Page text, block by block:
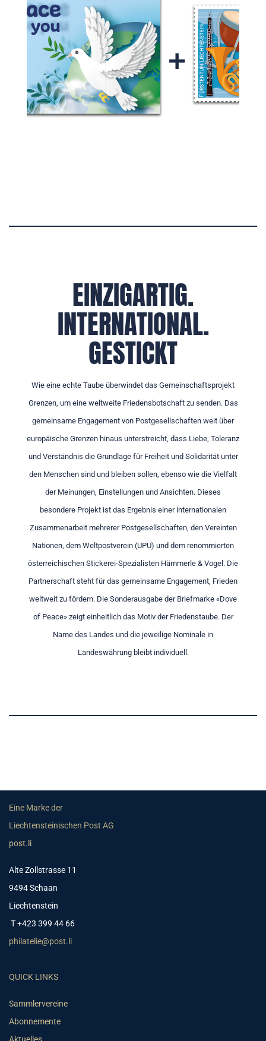
EINZIGARTIG.
INTERNATIONAL.
GESTICKT
Wie eine echte Taube überwindet das Gemeinschaftsprojekt
Grenzen, um eine weltweite Friedensbotschaft zu senden. Das
gemeinsame Engagement von Postgesellschaften weit über
europäische Grenzen hinaus unterstreicht, dass Liebe, Toleranz
und Verständnis die Grundlage für Freiheit und Solidarität unter
den Menschen sind und bleiben sollen, ebenso wie die Vielfalt
der Meinungen, Einstellungen und Ansichten. Dieses
besondere Projekt ist das Ergebnis einer internationalen
Zusammenarbeit mehrerer Postgesellschaften, den Vereinten
Nationen, dem Weltpostverein (UPU) und dem renommierten
österreichischen Stickerei-Spezialisten Hämmerle & Vogel. Die
Partnerschaft steht für das gemeinsame Engagement, Frieden
weltweit zu fördern. Die Sonderausgabe der Briefmarke «Dove
of Peace» zeigt einheitlich das Motiv der Friedenstaube. Der
Name des Landes und die jeweilige Nominale in
Landeswährung bleibt individuell.
Eine Marke der
Liechtensteinischen Post AG
post.li
Alte Zollstrasse 11
9494 Schaan
Liechtenstein
T +423 399 44 66
philatelie@post.li
QUICK LINKS
Sammlervereine
Abonnemente